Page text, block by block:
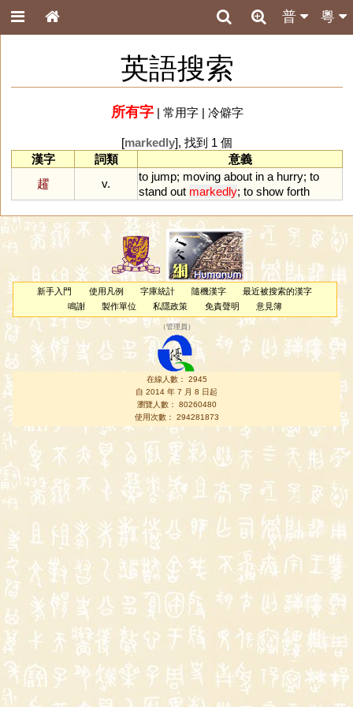
粵
普
英語搜索
所有字| 常用字| 冷僻字
[markedly], 找到 1 個
漢字
詞類
意義
趯
v.
to jump; moving about in a hurry; to
stand out markedly; to show forth
新手入門 使用凡例 字庫統計 隨機漢字
最近被搜索的漢字
鳴謝
製作單位 私隱政策 免責聲明 意見簿
（管理員 ）
在線人數： 2945
自 2014 年 7 月 8 日起
瀏覽人數： 80260480
使用次數： 294281873